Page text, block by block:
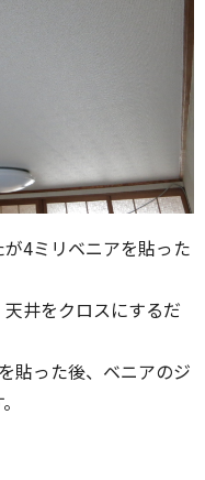
4ミリベニアを貼った
井をクロスにするだ
貼った後、ベニアのジ